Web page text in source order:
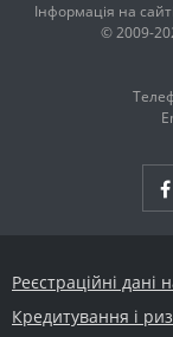
Інформація на
© 2009-
Реєстраційні дані
Кредитування і